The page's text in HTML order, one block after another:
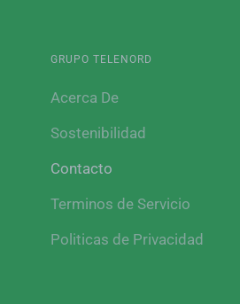
GRUPO TELENORD
Acerca De
Sostenibilidad
Contacto
Terminos de Servicio
Politicas de Privacidad